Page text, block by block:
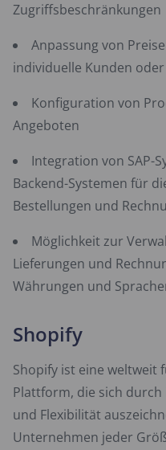
Zugriffsbeschränkungen
Anpassung von
individuelle Kunden
Konfiguration von
Angeboten
Integration von SAP-
Backend-Systemen für
Bestellungen und
Möglichkeit zur
Lieferungen und
Währungen und
Shopify
Shopify ist eine weltweit
Plattform, die sich
und Flexibilität
Unternehmen jeder